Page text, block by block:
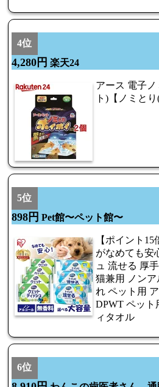
4位
4,280円 楽天24
アース 電子
ト)【ノミとり
5位
898円 Pet館〜ペット館〜
【ポイント
がなめても安
ュ 流せる 厚
猫兼用 ノンア
れ ペット用
DPWT ペット
ィタオル
6位